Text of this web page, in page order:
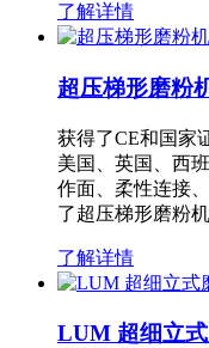
了解详情
超压梯形磨粉
获得了CE和国家
美国、英国、西
作面、柔性连接
了超压梯形磨粉
了解详情
LUM 超细立